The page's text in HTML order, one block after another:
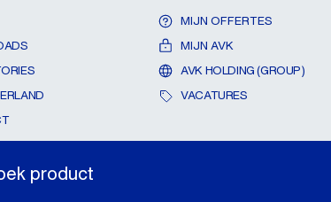
product
MIJN OFFERTES
MIJN AVK
AVK HOLDING (GROUP)
VACATURES